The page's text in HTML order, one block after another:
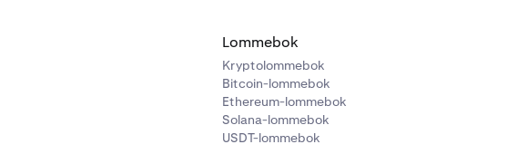
Lommebok
Kryptolommebok
Bitcoin-lommebok
Ethereum-lommebok
Solana-lommebok
USDT-lommebok